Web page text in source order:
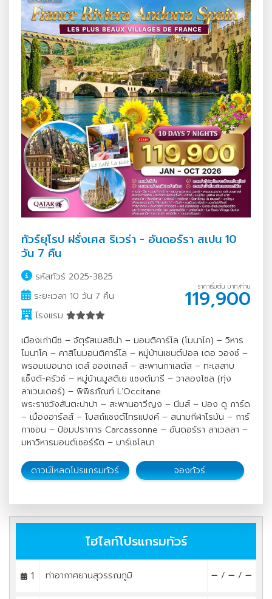
ทัวร์ยุโรป ฝรั่งเศส ริเวร่า - อันดอร์รา สเปน 10
วัน 7 คืน
รหัสทัวร์ 2025-3825
ระยะเวลา 10 วัน 7 คืน
โรงแรม
ราคาเริ่มต้น บาท/ท่าน
119,900
เมืองเก่านีซ – จัตุรัสเมสซิน่า – มอนติคาร์โล (โมนาโค) – วิหาร
โมนาโค – คาสิโนมอนติคาร์โล – หมู่บ้านเซนต์ปอล เดอ วองซ์ –
พรอมเมอนาด เดส์ อองเกลส์ – สะพานกาเลตัส – ทะเลสาบ
แซ็งต์-ครัวซ์ – หมู่บ้านมูสติเย แซงต์มารี – วาลองโซล (ทุ่ง
ลาเวนเดอร์) – พิพิธภัณฑ์ L’Occitane
พระราชวังสันตะปาปา – สะพานอาวีญง – นีมส์ – ปอง ดู การ์ด
– เมืองอาร์ลส์ – โบสถ์แซงต์โทรแปงค์ – สนามกีฬาโรมัน – การ์
กาซอน – ป้อมปราการ Carcassonne – อันดอร์รา ลาเวลลา –
มหาวิหารมอนต์เซอร์รัต – บาร์เซโลนา
ดาวน์โหลดโปรแกรมทัวร์ จองทัวร์
ไฮไลท์โปรแกรมทัวร์
1 ท่าอากาศยานสุวรรณภูมิ / /